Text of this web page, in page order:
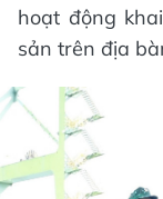
hoạt động
sản trên địa